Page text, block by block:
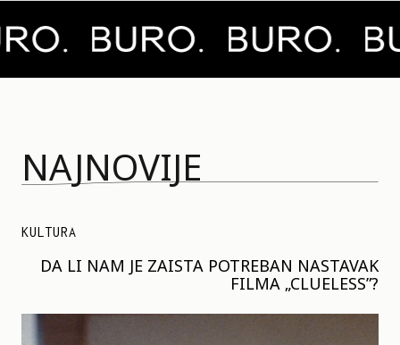
NAJNOVIJE
KULTURA
DA LI NAM JE ZAISTA POTREBAN NASTAVAK
FILMA „CLUELESS”?